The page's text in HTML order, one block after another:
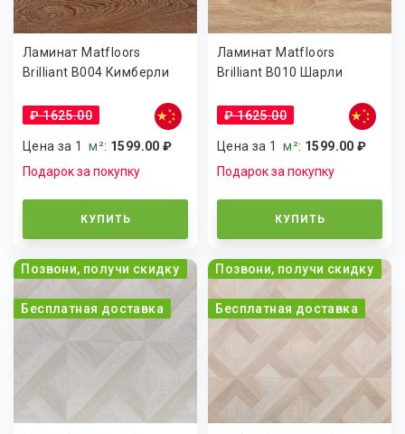
Ламинат Matfloors
Brilliant B004 Кимберли
₽ 1625.00
Цена за 1м²: 1599.00 ₽
Подарок за покупку
КУПИТЬ
Ламинат Matfloors
Brilliant B010 Шарли
₽ 1625.00
Цена за 1м²: 1599.00 ₽
Подарок за покупку
КУПИТЬ
Позвони, получи скидку
Бесплатная доставка
Позвони, получи скидку
Бесплатная доставка